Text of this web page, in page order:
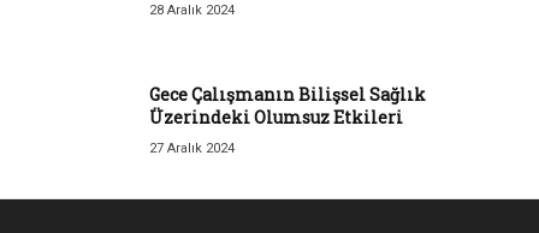
28 Aralık 2024
Gece Çalışmanın Bilişsel Sağlık
Üzerindeki Olumsuz Etkileri
27 Aralık 2024